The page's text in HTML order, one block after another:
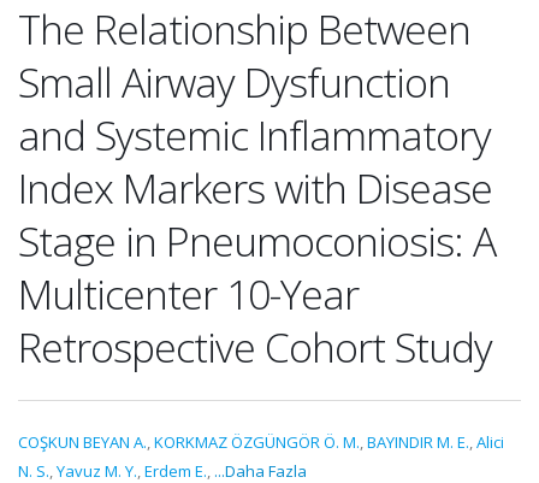
The Relationship Between
Small Airway Dysfunction
and Systemic Inflammatory
Index Markers with Disease
Stage in Pneumoconiosis: A
Multicenter 10-Year
Retrospective Cohort Study
COŞKUN BEYAN A.,KORKMAZ ÖZGÜNGÖR Ö. M.,BAYINDIR M. E.,Alici
N. S.,Yavuz M. Y.,Erdem E., ...Daha Fazla